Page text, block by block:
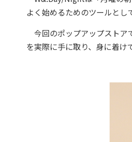
よく始めるためのツールとし
今回のポップアップストア
を実際に手に取り、身に着け